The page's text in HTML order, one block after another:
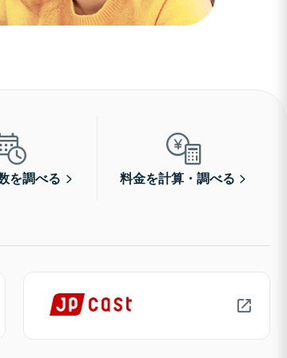
を調べる 料金を計算・調べる